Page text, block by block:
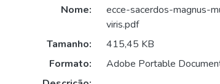
Nome:
ecce-sacerdos-magnus-
viris.pdf
Tamanho:
415,45 KB
Formato:
Adobe Portable